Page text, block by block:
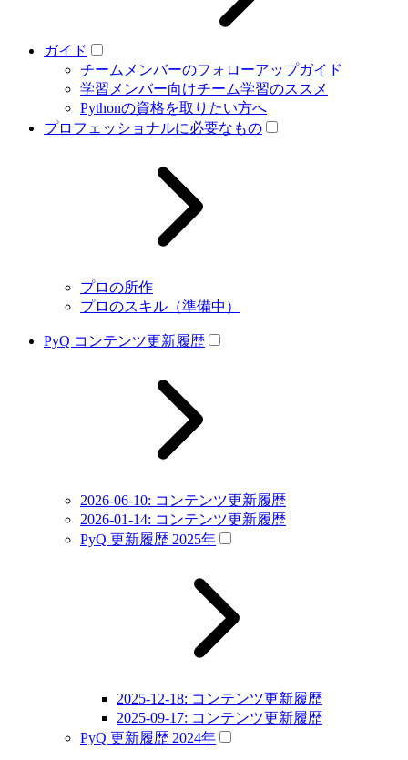
ガイド
チームメンバーのフォローアップガイド
学習メンバー向けチーム学習のススメ
Pythonの資格を取りたい方へ
プロフェッショナルに必要なもの
プロの所作
プロのスキル（準備中）
PyQ コンテンツ更新履歴
2026-06-10: コンテンツ更新履歴
2026-01-14: コンテンツ更新履歴
PyQ 更新履歴 2025年
2025-12-18: コンテンツ更新履歴
2025-09-17: コンテンツ更新履歴
PyQ 更新履歴 2024年